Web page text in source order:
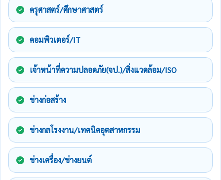
ครุศาสตร์/ศึกษาศาสตร์
คอมพิวเตอร์/IT
เจ้าหน้าที่ความปลอดภัย(จป.)/สิ่งแวดล้อม/ISO
ช่างก่อสร้าง
ช่างกลโรงงาน/เทคนิคอุตสาหกรรม
ช่างเครื่อง/ช่างยนต์